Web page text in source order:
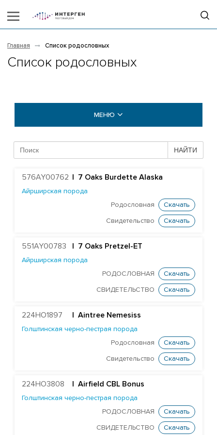
Главная Список родословных
Список родословных
МЕНЮ
Абердин-ангусская порода
Голштинская красно-пестрая порода
Farnear Mega-Man 119-ET
Mr Mega-Dare 54596-ET
X Redrock-View Klutch-ET
KCCK Pet Adidas-Red-ET
НАЙТИ
576AY00762 7 Oaks Burdette Alaska
Айрширская порода
Родословная
Скачать
Свидетельство Скачать
551AY00783 | 7 Oaks Pretzel-ET
Айрширская порода
РОДОСЛОВНАЯ
Скачать
СВИДЕТЕЛЬСТВО Скачать
224HO1897 Aintree Nemesiss
Голштинская черно-пестрая порода
Родословная
Скачать
Свидетельство Скачать
224HO3808 | Airfield CBL Bonus
Голштинская черно-пестрая порода
РОДОСЛОВНАЯ
Скачать
СВИДЕТЕЛЬСТВО Скачать